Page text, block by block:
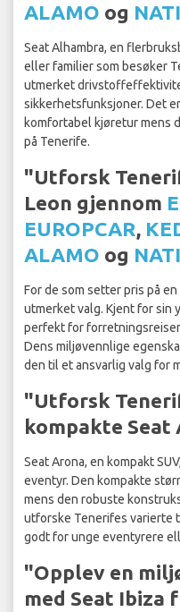
ALAMO og
Seat Alhambra, en
eller familier som besøker
utmerket
sikkerhetsfunksjoner. Det
komfortabel kjøretur mens
på Tenerife.
"Utforsk
Leon gjennom
EUROPCAR,
ALAMO og
For de som setter pris på
utmerket valg. Kjent for sin
perfekt for
Dens miljøvennlige
den til et ansvarlig valg for
"Utforsk
kompakte Seat
Seat Arona, en kompakt
eventyr. Den kompakte
mens den robuste
utforske Tenerifes varierte
godt for unge eventyrere
"Opplev en
med Seat Ibiza